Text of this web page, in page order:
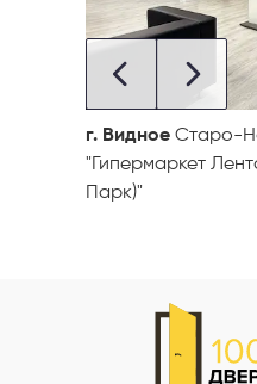
г. Видное Старо-
"Гипермаркет
Парк)"